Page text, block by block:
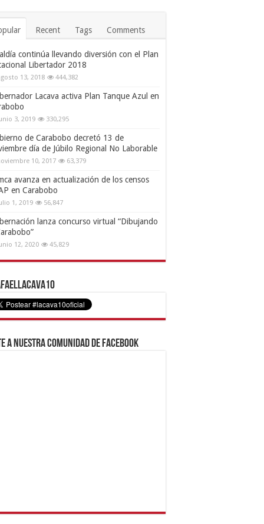
Recent Tags Comments
continúa llevando diversión con el Plan
Libertador 2018
13, 2018 444,382
Lacava activa Plan Tanque Azul en
3, 2019 330,295
de Carabobo decretó 13 de
día de Júbilo Regional No Laborable
10, 2017 63,379
avanza en actualización de los censos
en Carabobo
1, 2019 56,847
lanza concurso virtual “Dibujando
12, 2020 45,829
a nuestra comunidad de Facebook